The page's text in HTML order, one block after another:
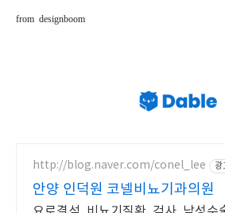
from designboom
http://blog.naver.com/conel_lee 광
안양 인덕원 코넬비뇨기과의원